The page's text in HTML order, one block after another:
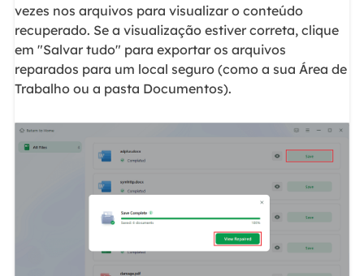
vezes nos arquivos para visualizar o conteúdo
recuperado. Se a visualização estiver correta, clique
em "Salvar tudo" para exportar os arquivos
reparados para um local seguro (como a sua Área de
Trabalho ou a pasta Documentos).